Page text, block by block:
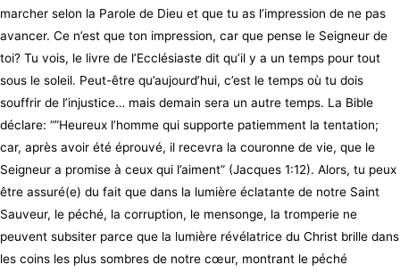
marcher selon la Parole de Dieu et que tu as l’impression de ne pas
avancer. Ce n’est que ton impression, car que pense le Seigneur de
toi? Tu vois, le livre de l’Ecclésiaste dit qu’il y a un temps pour tout
sous le soleil. Peut-être qu’aujourd’hui, c’est le temps où tu dois
souffrir de l’injustice… mais demain sera un autre temps. La Bible
déclare: “”Heureux l’homme qui supporte patiemment la tentation;
car, après avoir été éprouvé, il recevra la couronne de vie, que le
Seigneur a promise à ceux qui l’aiment” (Jacques 1:12). Alors, tu peux
être assuré(e) du fait que dans la lumière éclatante de notre Saint
Sauveur, le péché, la corruption, le mensonge, la tromperie ne
peuvent subsiter parce que la lumière révélatrice du Christ brille dans
les coins les plus sombres de notre cœur, montrant le péché